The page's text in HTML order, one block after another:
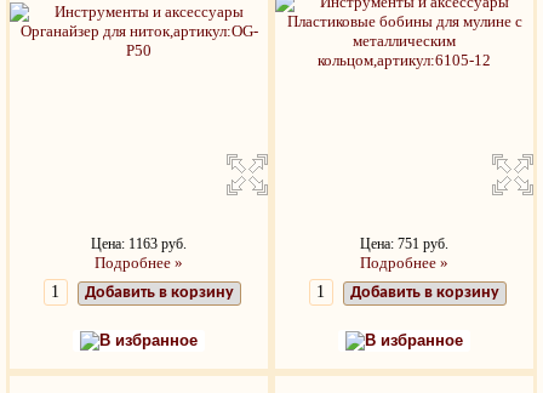
Цена: 1163 руб.
Подробнее »
Добавить в корзину
В избранное
Цена: 751 руб.
Подробнее »
Добавить в корзину
В избранное